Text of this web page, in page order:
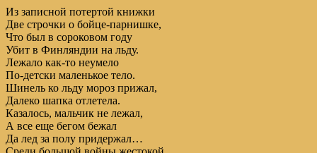
Из записной потертой книжки
Две строчки о бойце-парнишке,
Что был в сороковом году
Убит в Финляндии на льду.
Лежало как-то неумело
По-детски маленькое тело.
Шинель ко льду мороз прижал,
Далеко шапка отлетела.
Казалось, мальчик не лежал,
А все еще бегом бежал
Да лед за полу придержал…